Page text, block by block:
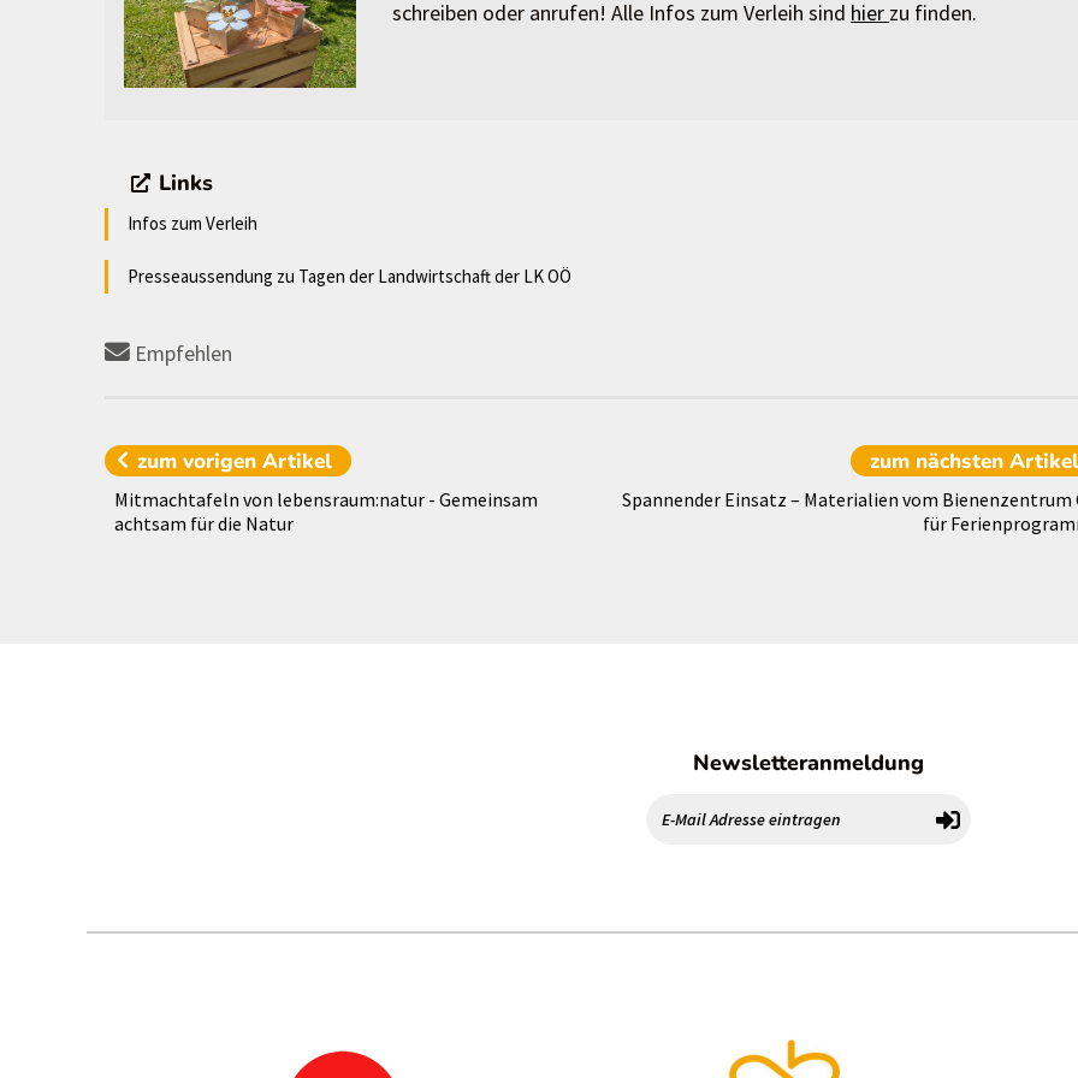
schreiben oder anrufen! Alle Infos zum Verleih sind hier zu finden.
Links
Infos zum Verleih
Presseaussendung zu Tagen der Landwirtschaft der LK OÖ
Empfehlen
zum vorigenArtikel
Mitmachtafeln von lebensraum:natur - Gemeinsam
achtsam für die Natur
zum nächsten Artikel
Spannender Einsatz – Materialien vom Bienenzentrum
für
Newsletteranmeldung